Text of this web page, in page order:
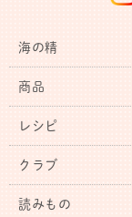
海の精
商品
レシピ
クラブ
読みもの